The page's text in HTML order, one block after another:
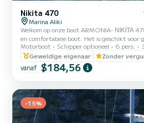
Nikita 470
Marina Aliki
Welkom op onze boot ARMONIA- ΝΙΚΙΤΑ 470! Armonia is een
en comfortabele boot. Het is geschikt voor
vrienden. U heeft de mogelijkheid om alle
stranden rond Paros te zien. We kijken
op onze boot!
Motorboot Schipper optioneel 6 pers.
Geweldige eigenaar
Zonder
vanaf $184,56
-15%